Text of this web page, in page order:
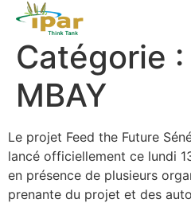
Catégorie :
MBAY
Le projet Feed the Future
lancé officiellement ce lundi
en présence de plusieurs
prenante du projet et des